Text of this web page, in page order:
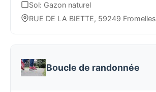
Sol: Gazon naturel
RUE DE LA BIETTE, 59249 Fromelles
Boucle de randonnée